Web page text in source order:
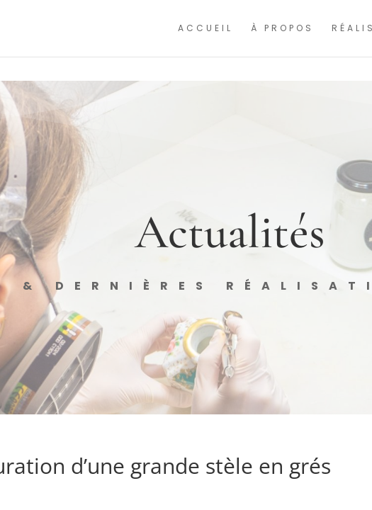
ACCUEIL
À PROPOS
Actualités
& DERNIÈRES
d’une grande stèle en grés